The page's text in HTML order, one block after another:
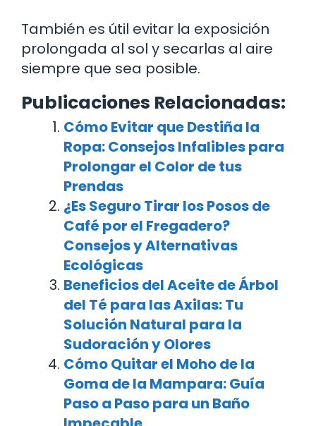
También es útil evitar la exposición
prolongada al sol y secarlas al aire
siempre que sea posible.
Publicaciones Relacionadas:
Cómo Evitar que Destiña la
Ropa: Consejos Infalibles para
Prolongar el Color de tus
Prendas
¿Es Seguro Tirar los Posos de
Café por el Fregadero?
Consejos y Alternativas
Ecológicas
Beneficios del Aceite de Árbol
del Té para las Axilas: Tu
Solución Natural para la
Sudoración y Olores
Cómo Quitar el Moho de la
Goma de la Mampara: Guía
Paso a Paso para un Baño